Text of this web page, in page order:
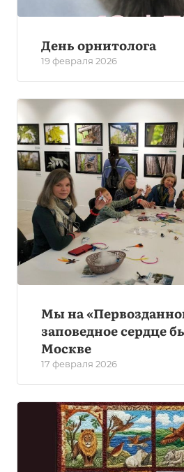
День орнитолога
19 февраля 2026
Мы на
заповедное сердце
Москве
17 февраля 2026